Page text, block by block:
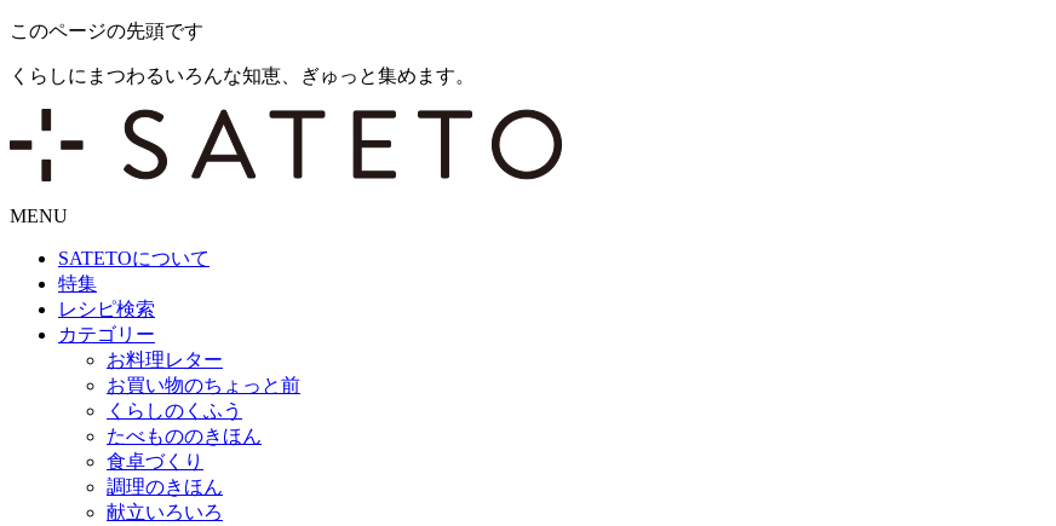
このページの先頭です
くらしにまつわるいろんな知恵、ぎゅっと集めます。
MENU
SATETOについて
特集
レシピ検索
カテゴリー
お料理レター
お買い物のちょっと前
くらしのくふう
たべもののきほん
食卓づくり
調理のきほん
献立いろいろ